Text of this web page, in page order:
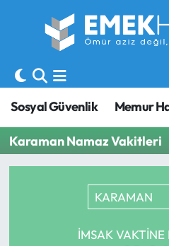
Sosyal Güvenlik Memur
Karaman Namaz Vakitleri
KARAMAN
İMSAK VAKTINE
Sosyal Güvenlik
Sendika
SORU-CEVAP
Hava Durumu
Trafik Durumu
Süper Lig Puan
Son Dakika Haberleri
Haber Arşivi